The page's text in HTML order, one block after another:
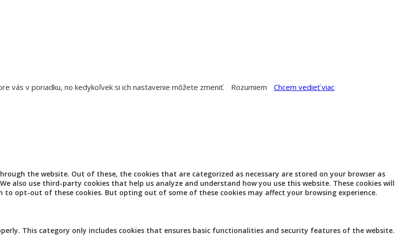
vás v poriadku, no kedykoľvek si ich nastavenie môžete zmeniť. Rozumiem Chcem vedieť viac
the website. Out of these, the cookies that are categorized as necessary are stored on your browser as
also use third-party cookies that help us analyze and understand how you use this website. These cookies will
opt-out of these cookies. But opting out of some of these cookies may affect your browsing experience.
This category only includes cookies that ensures basic functionalities and security features of the website.